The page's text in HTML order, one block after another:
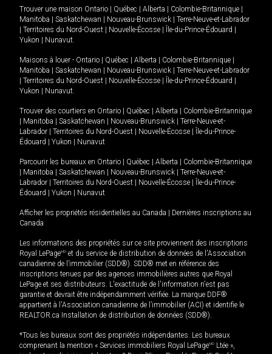
Trouver une maison Ontario Québec Alberta Colombie-Britannique
Manitoba
Saskatchewan Nouveau-Brunswick
Terre-Neuve-et-Labrador
Territoires du Nord-Ouest Nouvelle-Écosse Île-du-Prince-Édouard
Yukon
Nunavut.
Maisons à louer - Ontario Québec Alberta Colombie-Britannique
Manitoba
Saskatchewan Nouveau-Brunswick
Terre-Neuve-et-Labrador
Territoires du Nord-Ouest Nouvelle-Écosse Île-du-Prince-Édouard
Yukon
Nunavut.
Trouver des courtiers en Ontario Québec Alberta
Colombie-Britannique
Manitoba Saskatchewan Nouveau-Brunswick
Terre-Neuve-et-
Labrador
Territoires du Nord-Ouest Nouvelle-Écosse
Île-du-Prince-
Édouard
Yukon Nunavut
Parcourir les bureaux en Ontario Québec Alberta
Colombie-Britannique
Manitoba Saskatchewan Nouveau-Brunswick
Terre-Neuve-et-
Labrador
Territoires du Nord-Ouest Nouvelle-Écosse
Île-du-Prince-
Édouard
Yukon Nunavut
Afficher les propriétés résidentielles au Canada
Dernières inscriptions au
Canada
Les informations des propriétés sur ce site proviennent des inscriptions
Royal LePageMD et du service de distribution de données de l'Association
canadienne de l’immobilier (SDD®). SDD® met en référence des
inscriptions tenues par des agences immobilières autres que Royal
LePage et ses distributeurs. L'exactitude de l'information n'est pas
garantie et devrait être indépendamment vérifiée. La marque DDF®
appartient à l'Association canadienne de l’immobilier (ACI) et identifie le
REALTOR.ca Installation de distribution de données (SDD®).
*Tous les bureaux sont des propriétés indépendantes. Les bureaux
comprenant la mention « Services immobiliers Royal LePageMD Ltée »,